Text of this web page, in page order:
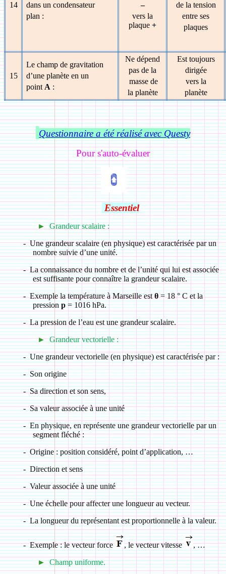
14
dans un condensateur
plan :
–
vers la
plaque +
de la tension
entre ses
plaques
15
Le champ de gravitation
d’une planète en un
point A :
Ne dépend
pas de la
masse de
la planète
Est toujours
dirigée
vers la
planète
Questionnaire a été réalisé avec Questy
Pour s'auto-évaluer
Essentiel
► Grandeur scalaire :
- Une grandeur scalaire (en physique) est caractérisée par un
nombre suivie d’une unité.
- La connaissance du nombre et de l’unité qui lui est associée
est suffisante pour connaître la grandeur scalaire.
- Exemple la température à Marseille estθ= 18 ° C et la
pressionp= 1016 hPa.
- La pression de l’eau est une grandeur scalaire.
► Grandeur vectorielle :
- Une grandeur vectorielle (en physique) est caractérisée par :
- Son origine
- Sa direction et son sens,
- Sa valeur associée à une unité
- En physique, en représente une grandeur vectorielle par un
segment fléché :
- Origine : position considéré, point d’application, …
- Direction et sens
- Valeur associée à une unité
- Une échelle pour affecter une longueur au vecteur.
- La longueur du représentant est proportionnelle à la valeur.
- Exemple : le vecteur force , le vecteur vitesse
, …
► Champ uniforme.